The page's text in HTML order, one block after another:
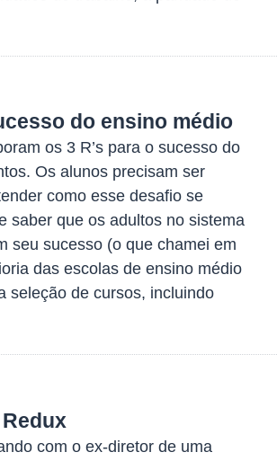
do ensino médio
os 3 R’s para o sucesso do
Os alunos precisam ser
como esse desafio se
saber que os adultos no sistema
seu sucesso (o que chamei em
das escolas de ensino médio
seleção de cursos, incluindo
com o ex-diretor de uma